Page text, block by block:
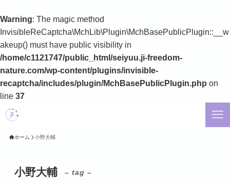
Warning: The magic method
InvisibleReCaptcha\MchLib\Plugin\MchBasePublicPlugin::__w
akeup() must have public visibility in
/home/c1121747/public_html/seiyuu.ji-freedom-
nature.com/wp-content/plugins/invisible-
recaptcha/includes/plugin/MchBasePublicPlugin.php on
line 37
ホーム 小野大輔
小野大輔 – tag –